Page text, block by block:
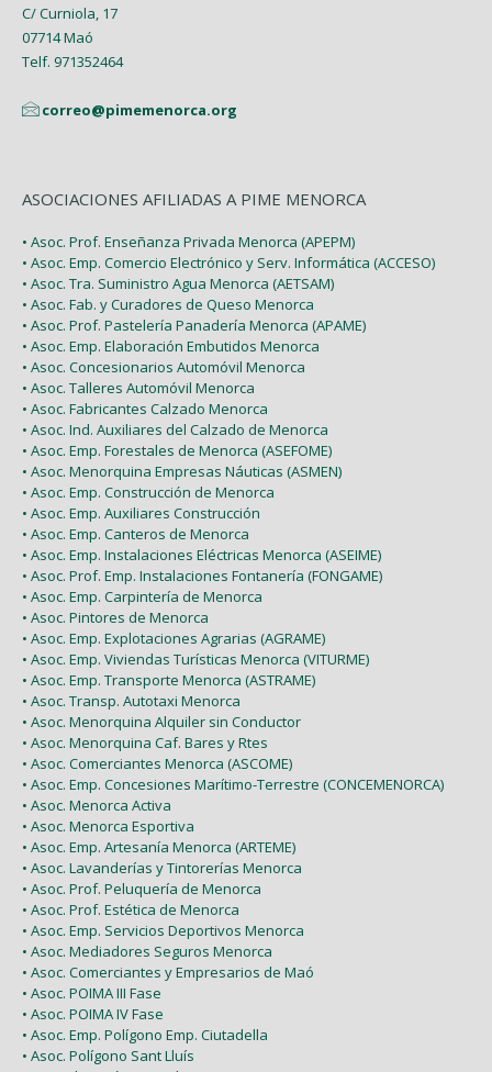
C/ Curniola, 17
07714 Maó
Telf. 971352464
correo@pimemenorca.org
ASOCIACIONES AFILIADAS A PIME MENORCA
• Asoc. Prof. Enseñanza Privada Menorca (APEPM)
• Asoc. Emp. Comercio Electrónico y Serv. Informática (ACCESO)
• Asoc. Tra. Suministro Agua Menorca (AETSAM)
• Asoc. Fab. y Curadores de Queso Menorca
• Asoc. Prof. Pastelería Panadería Menorca (APAME)
• Asoc. Emp. Elaboración Embutidos Menorca
• Asoc. Concesionarios Automóvil Menorca
• Asoc. Talleres Automóvil Menorca
• Asoc. Fabricantes Calzado Menorca
• Asoc. Ind. Auxiliares del Calzado de Menorca
• Asoc. Emp. Forestales de Menorca (ASEFOME)
• Asoc. Menorquina Empresas Náuticas (ASMEN)
• Asoc. Emp. Construcción de Menorca
• Asoc. Emp. Auxiliares Construcción
• Asoc. Emp. Canteros de Menorca
• Asoc. Emp. Instalaciones Eléctricas Menorca (ASEIME)
• Asoc. Prof. Emp. Instalaciones Fontanería (FONGAME)
• Asoc. Emp. Carpintería de Menorca
• Asoc. Pintores de Menorca
• Asoc. Emp. Explotaciones Agrarias (AGRAME)
• Asoc. Emp. Viviendas Turísticas Menorca (VITURME)
• Asoc. Emp. Transporte Menorca (ASTRAME)
• Asoc. Transp. Autotaxi Menorca
• Asoc. Menorquina Alquiler sin Conductor
• Asoc. Menorquina Caf. Bares y Rtes
• Asoc. Comerciantes Menorca (ASCOME)
• Asoc. Emp. Concesiones Marítimo-Terrestre (CONCEMENORCA)
• Asoc. Menorca Activa
• Asoc. Menorca Esportiva
• Asoc. Emp. Artesanía Menorca (ARTEME)
• Asoc. Lavanderías y Tintorerías Menorca
• Asoc. Prof. Peluquería de Menorca
• Asoc. Prof. Estética de Menorca
• Asoc. Emp. Servicios Deportivos Menorca
• Asoc. Mediadores Seguros Menorca
• Asoc. Comerciantes y Empresarios de Maó
• Asoc. POIMA III Fase
• Asoc. POIMA IV Fase
• Asoc. Emp. Polígono Emp. Ciutadella
• Asoc. Polígono Sant Lluís